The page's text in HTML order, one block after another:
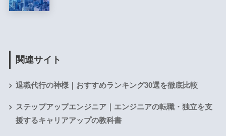
関連サイト
退職代行の神様｜おすすめランキング30選を徹底比較
ステップアップエンジニア｜エンジニアの転職・独立を支
援するキャリアアップの教科書